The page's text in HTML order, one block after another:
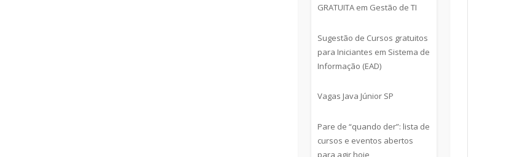
GRATUITA em Gestão de TI
Sugestão de Cursos gratuitos
para Iniciantes em Sistema de
Informação (EAD)
Vagas Java Júnior SP
Pare de “quando der”: lista de
cursos e eventos abertos
para agir hoje